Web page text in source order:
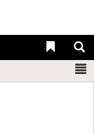
Liens